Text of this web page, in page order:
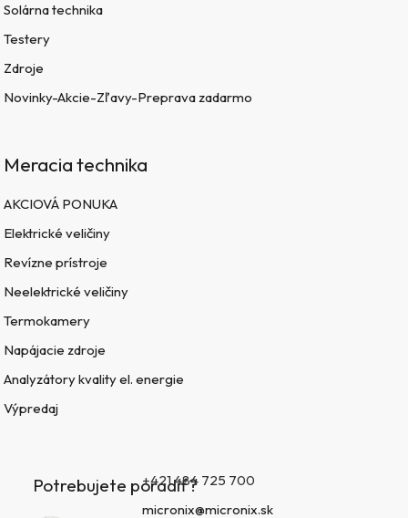
Solárna technika
Testery
Zdroje
Novinky-Akcie-Zľavy-Preprava zadarmo
Meracia technika
AKCIOVÁ PONUKA
Elektrické veličiny
Revízne prístroje
Neelektrické veličiny
Termokamery
Napájacie zdroje
Analyzátory kvality el. energie
Výpredaj
Potrebujete poradiť?+421 484 725 700
micronix@micronix.sk